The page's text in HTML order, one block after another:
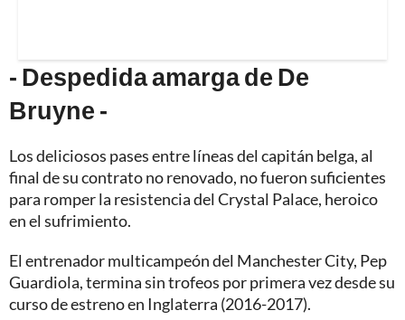
- Despedida amarga de De
Bruyne -
Los deliciosos pases entre líneas del capitán belga, al
final de su contrato no renovado, no fueron suficientes
para romper la resistencia del Crystal Palace, heroico
en el sufrimiento.
El entrenador multicampeón del Manchester City, Pep
Guardiola, termina sin trofeos por primera vez desde su
curso de estreno en Inglaterra (2016-2017).